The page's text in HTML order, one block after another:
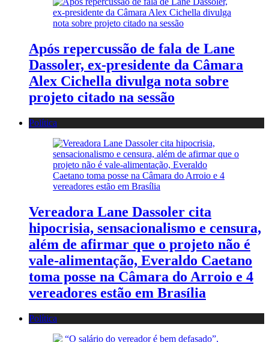
Após repercussão de fala de Lane
Dassoler, ex-presidente da Câmara
Alex Cichella divulga nota sobre
projeto citado na sessão
Política
Vereadora Lane Dassoler cita
hipocrisia, sensacionalismo e censura,
além de afirmar que o projeto não é
vale-alimentação, Everaldo Caetano
toma posse na Câmara do Arroio e 4
vereadores estão em Brasília
Política